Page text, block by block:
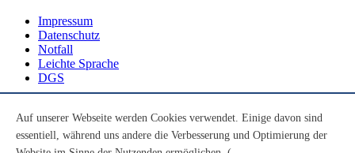
Impressum
Datenschutz
Notfall
Leichte Sprache
DGS
Youtube
Auf unserer Webseite werden Cookies verwendet. Einige davon sind
essentiell, während uns andere die Verbesserung und Optimierung der